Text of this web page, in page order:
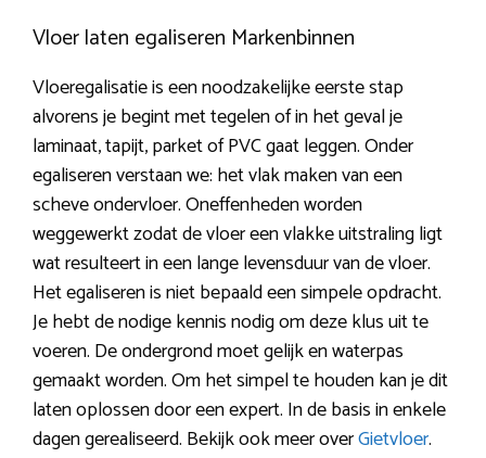
Vloer laten egaliseren Markenbinnen
Vloeregalisatie is een noodzakelijke eerste stap
alvorens je begint met tegelen of in het geval je
laminaat, tapijt, parket of PVC gaat leggen. Onder
egaliseren verstaan we: het vlak maken van een
scheve ondervloer. Oneffenheden worden
weggewerkt zodat de vloer een vlakke uitstraling ligt
wat resulteert in een lange levensduur van de vloer.
Het egaliseren is niet bepaald een simpele opdracht.
Je hebt de nodige kennis nodig om deze klus uit te
voeren. De ondergrond moet gelijk en waterpas
gemaakt worden. Om het simpel te houden kan je dit
laten oplossen door een expert. In de basis in enkele
dagen gerealiseerd. Bekijk ook meer overGietvloer.